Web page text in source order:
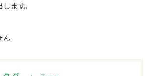
ます。
ん